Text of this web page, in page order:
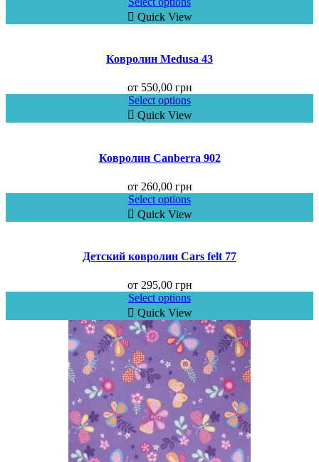
Quick View
Ковролин Medusa 43
от 550,00 грн
Select options
Quick View
Ковролин Canberra 902
от 260,00 грн
Select options
Quick View
Детский ковролин Cars felt 77
от 295,00 грн
Select options
Quick View